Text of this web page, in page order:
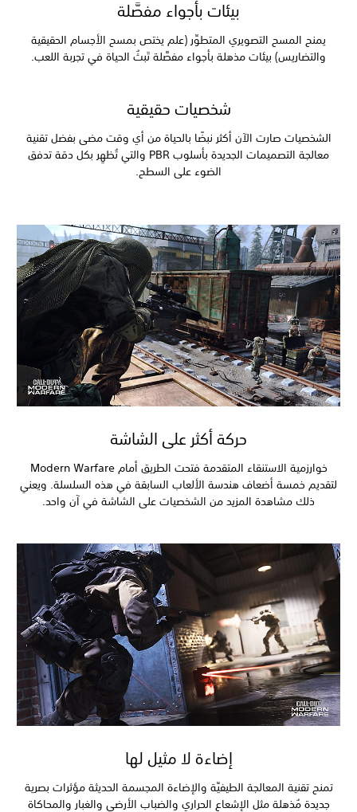
بيئات بأجواء مفصَّلة
يمنح المسح التصويري المتطوِّر (علم يختص بمسح الأجسام الحقيقية
والتضاريس) بيئات مذهلة بأجواء مفصَّلة تَبثُ الحياة في تجربة اللعب.
شخصيات حقيقية
الشخصيات صارت الآن أكثر نبضًا بالحياة من أي وقت مضى بفضل تقنية
معالجة التصميمات الجديدة بأسلوب PBR والتي تُظهِر بكل دقة تدفق
الضوء على السطح.
حركة أكثر على الشاشة
خوارزمية الاستنقاء المتقدمة فتحت الطريق أمام Modern Warfare
لتقديم خمسة أضعاف هندسة الألعاب السابقة في هذه السلسلة. ويعني
ذلك مشاهدة المزيد من الشخصيات على الشاشة في آن واحد.
إضاءة لا مثيل لها
تمنح تقنية المعالجة الطيفيِّة والإضاءة المجسمة الحديثة مؤثرات بصرية
جديدة مُذهلة مثل الإشعاع الحراري والضباب الأرضي والغبار والمحاكاة